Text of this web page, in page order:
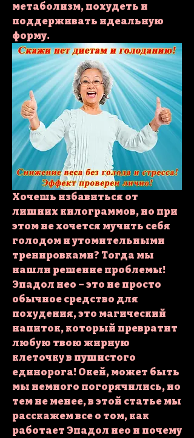
метаболизм, похудеть и
поддерживать идеальную
форму.
Хочешь избавиться от
лишних килограммов, но при
этом не хочется мучить себя
голодом и утомительными
тренировками? Тогда мы
нашли решение проблемы!
Эпадол нео – это не просто
обычное средство для
похудения, это магический
напиток, который превратит
любую твою жирную
клеточку в пушистого
единорога! Окей, может быть
мы немного погорячились, но
тем не менее, в этой статье мы
расскажем все о том, как
работает Эпадол нео и почему